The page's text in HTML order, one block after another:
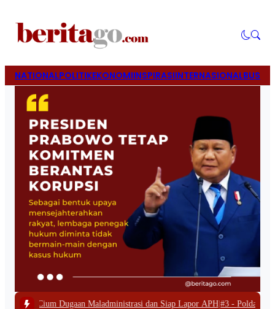
NATIONALPOLITIKEKONOMIINSPIRASIINTERNASIONAL
dan Siap Lapor APH|#3 -Polda Papua Barat Bongkar